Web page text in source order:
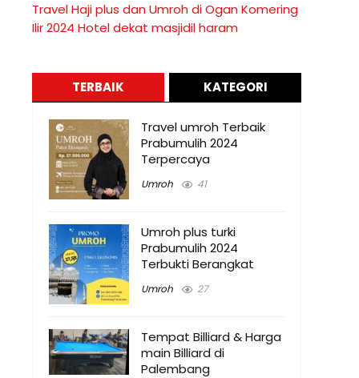
Travel Haji plus dan Umroh di Ogan Komering
Ilir 2024 Hotel dekat masjidil haram
TERBAIK KATEGORI
Travel umroh Terbaik
Prabumulih 2024
Terpercaya
Umroh 41
Umroh plus turki
Prabumulih 2024
Terbukti Berangkat
Umroh 27
Tempat Billiard & Harga
main Billiard di
Palembang